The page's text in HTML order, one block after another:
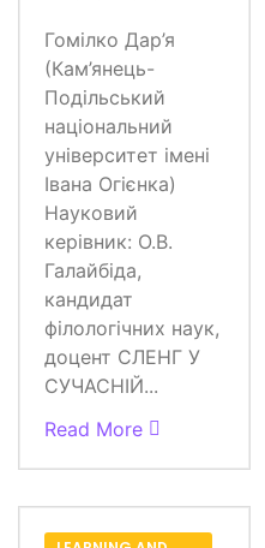
Гомілко Дар’я
(Кам’янець-
Подільський
національний
університет імені
Івана Огієнка)
Науковий
керівник: О.В.
Галайбіда,
кандидат
філологічних наук,
доцент СЛЕНГ У
СУЧАСНІЙ...
Read More